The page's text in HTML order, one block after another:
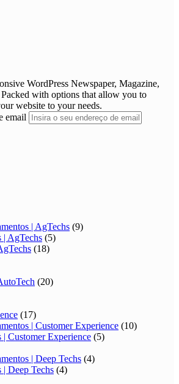
WordPress Newspaper, Magazine,
with options that allow you to
website to your needs.
email
| AgTechs (9)
| AgTechs (5)
(18)
(20)
(17)
| Customer Experience (10)
| Customer Experience (5)
| Deep Techs (4)
| Deep Techs (4)